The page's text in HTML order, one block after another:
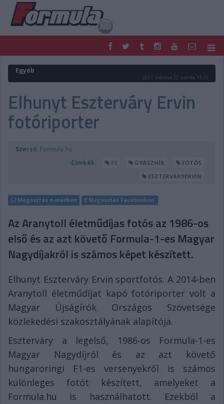
FORMULA
MOTOR
RETRO
EGYÉB
PODCAST
LIVE
VERSENYNAPTÁRAK
Egyéb
2023. március 22. szerda, 15:15
Elhunyt Eszterváry Ervin
fotóriporter
Szerző: Formula.hu
Címkék:
F1 GYÁSZHÍR
FOTÓS
ESZTERVÁRYERVIN
Megosztás e-mailben Megosztás Facebookon
Az Aranytoll életműdíjas fotós az 1986-os
első és az azt követő Formula-1-es Magyar
Nagydíjakról is számos képet készített.
Elhunyt Eszterváry Ervin sportfotós. A 2014-ben
Aranytoll életműdíjat kapó fotóriporter volt a
Magyar Újságírók Országos Szövetsége
közlekedési szakosztályának alapítója.
Eszterváry a legelső, 1986-os Formula-1-es
Magyar Nagydíjról és az azt követő
hungaroringi F1-es versenyekről is számos
különleges fotót készített, amelyeket a
Formula.hu is használhatott. Ezekből a